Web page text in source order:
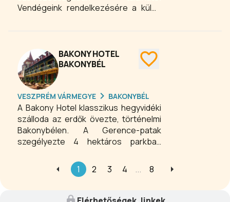
igénybe vehetik.
Vendégeink rendelkezésére a külön
padlástér áll. Szálláshelyünk egész
Ideális családoknak, baráti
társaságoknak.
BAKONY HOTEL
BAKONYBÉL
VESZPRÉM VÁRMEGYE BAKONYBÉL
A Bakony Hotel klasszikus hegyvidéki
szálloda az erdők övezte, történelmi
Bakonybélen. A Gerence-patak
szegélyezte 4 hektáros parkban
ligetek veszik körül a kétszintes
épületet. A kivételesen tiszta
tömegközlekedéssel is könnyedén
1 2 3 4 ... 8